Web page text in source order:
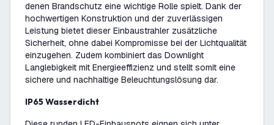
denen Brandschutz eine wichtige Rolle spielt. Dank der
hochwertigen Konstruktion und der zuverlässigen
Leistung bietet dieser Einbaustrahler zusätzliche
Sicherheit, ohne dabei Kompromisse bei der Lichtqualität
einzugehen. Zudem kombiniert das Downlight
Langlebigkeit mit Energieeffizienz und stellt somit eine
sichere und nachhaltige Beleuchtungslösung dar.
IP65 Wasserdicht